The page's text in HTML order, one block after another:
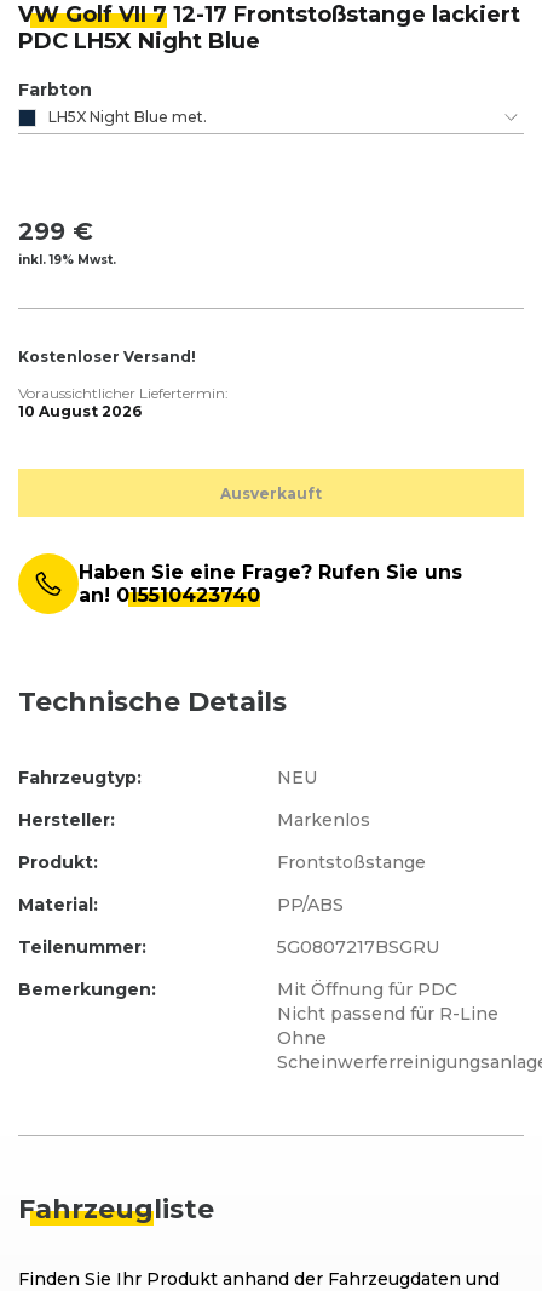
VW Golf VII 7 12-17 Frontstoßstange lackiert
PDC LH5X Night Blue
Farbton
LH5X Night Blue met.
299 €
inkl. 19% Mwst.
Kostenloser Versand!
Voraussichtlicher Liefertermin:
10 August 2026
Ausverkauft
Haben Sie eine Frage? Rufen Sie uns
an! 015510423740
Technische Details
Hersteller:
Markenlos
Produkt:
Frontstoßstange
Fahrzeugtyp: NEU
Material:
PP/ABS
Teilenummer:
5G0807217BSGRU
Bemerkungen:
Mit Öffnung für PDC
Nicht passend für R-Line
Ohne
Fahrzeugliste
Finden Sie Ihr Produkt anhand der Fahrzeugdaten und